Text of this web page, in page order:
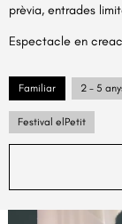
prèvia, entrades
Espectacle en
Familiar 2 - 5
Festival elPetit